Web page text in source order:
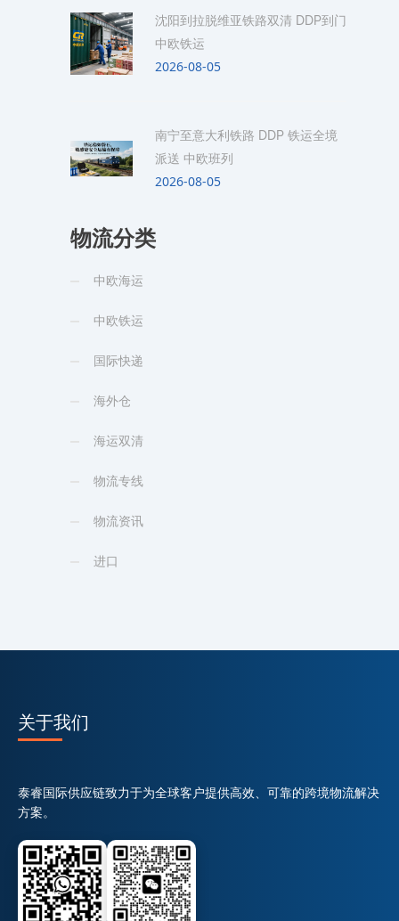
沈阳到拉脱维亚铁路双清 DDP到门
中欧铁运
2026-08-05
南宁至意大利铁路 DDP 铁运全境
派送 中欧班列
2026-08-05
物流分类
中欧海运
中欧铁运
国际快递
海外仓
海运双清
物流专线
物流资讯
进口
关于我们
泰睿国际供应链致力于为全球客户提供高效、可靠的跨境物流解决
方案。